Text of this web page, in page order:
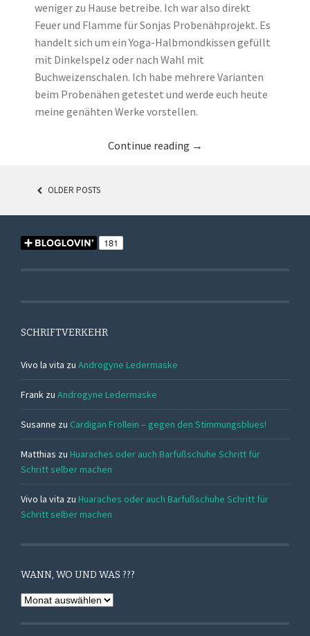
weniger zu Hause betreibe. Ich war also direkt
Feuer und Flamme für Sonjas Probenähprojekt. Es
handelt sich um ein Yoga-Halbmondkissen gefüllt
mit Dinkelspelz oder nach Wahl mit
Buchweizenschalen. Ich habe mehrere Varianten
beim Probenähen getestet und werde euch heute
meine genähten Werke vorstellen.
Continue reading →
POSTS
OLDER POSTS
SCHRIFTVERKEHR
Vivo la vita zu Androgyne Ledermaske
Frank zu Androgyne Ledermaske
Susanne zu Cardigan Frollein – gegen den Stimmungsblues!
Matthias zu Huaraches oder auch Barfußschuhe Schritt für
Schritt selber machen
Vivo la vita zu Huaraches oder auch Barfußschuhe Schritt für
Schritt selber machen
WANN, WO UND WAS ???
Wann,